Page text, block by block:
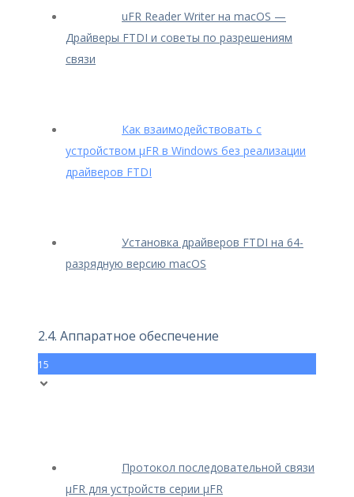
uFR Reader Writer на macOS —
Драйверы FTDI и советы по разрешениям
связи
Как взаимодействовать с
устройством μFR в Windows без реализации
драйверов FTDI
Установка драйверов FTDI на 64-
разрядную версию macOS
2.4. Аппаратное обеспечение
15
Протокол последовательной связи
μFR для устройств серии μFR